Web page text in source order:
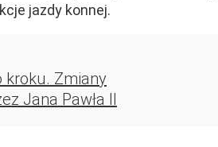
jazdy konnej.
kroku. Zmiany
Jana Pawła II